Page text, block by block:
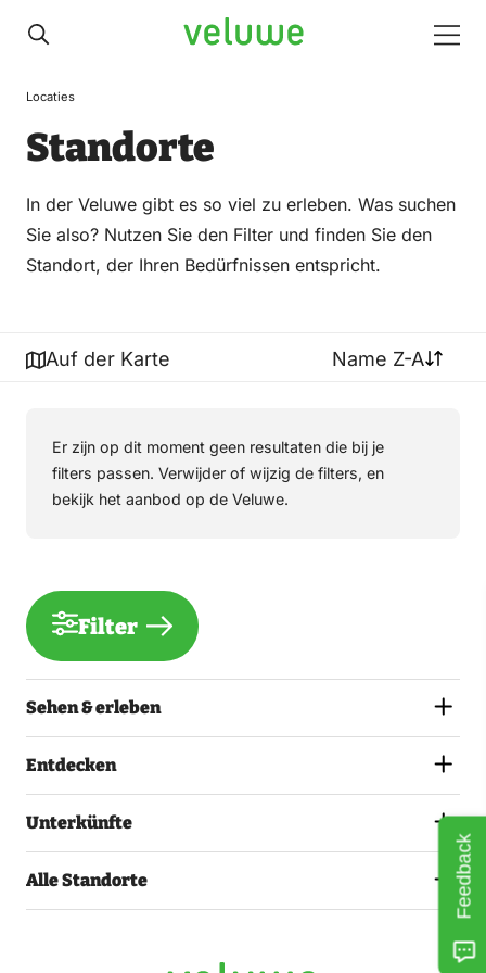
Veluwe
Locaties
Standorte
In der Veluwe gibt es so viel zu erleben. Was suchen
Sie also? Nutzen Sie den Filter und finden Sie den
Standort, der Ihren Bedürfnissen entspricht.
Auf der Karte Name Z-A
Er zijn op dit moment geen resultaten die bij je
filters passen. Verwijder of wijzig de filters, en
bekijk het aanbod op de Veluwe.
Filter
Sehen & erleben
Entdecken
Unterkünfte
Alle Standorte Feedback